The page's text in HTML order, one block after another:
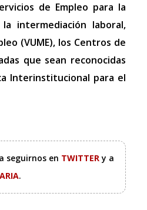
de Empleo para la
intermediación laboral,
(VUME), los Centros de
que sean reconocidas
Interinstitucional para el
seguirnos en TWITTERy a
.